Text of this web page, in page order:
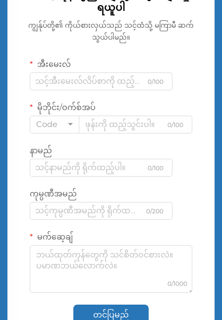
ရယူပါ
ကျွန်ုပ်တို့၏ ကိုယ်စားလှယ်သည် သင့်ထံသို့ မကြာမီ ဆက်
သွယ်ပါမည်။
အီးမေးလ်
0/100
မိုဘိုင်း/ဝက်စ်အပ်
Code
0/100
နာမည်
0/100
ကုမ္ပဏီအမည်
0/200
မက်ဆေ့ချ်
0/1000
တင်ပြမည်